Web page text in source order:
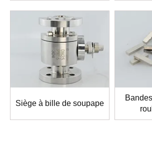
Siège à bille de soupape